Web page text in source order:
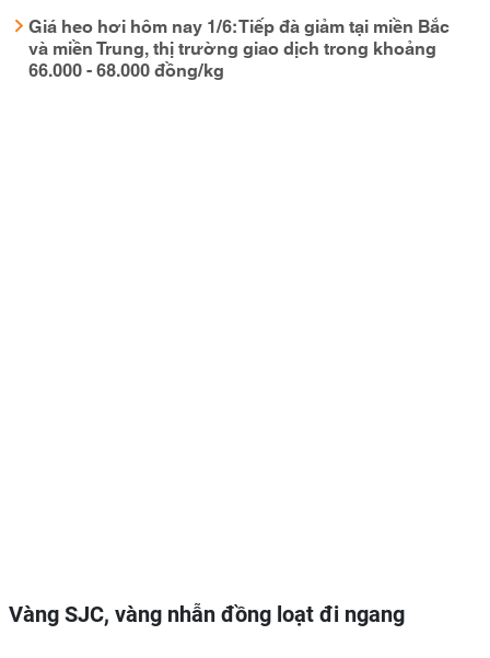
Giá heo hơi hôm nay 1/6: Tiếp đà giảm tại miền Bắc
và miền Trung, thị trường giao dịch trong khoảng
66.000 - 68.000 đồng/kg
Vàng SJC, vàng nhẫn đồng loạt đi ngang